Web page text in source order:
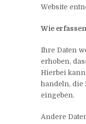
Website
Wie
Ihre Daten
erhoben,
Hierbei kann
handeln, die
eingeben.
Andere